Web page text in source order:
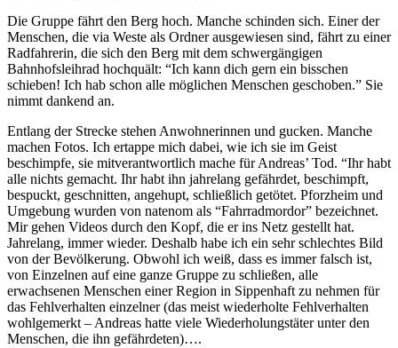
Die Gruppe fährt den Berg hoch. Manche schinden sich. Einer der
Menschen, die via Weste als Ordner ausgewiesen sind, fährt zu einer
Radfahrerin, die sich den Berg mit dem schwergängigen
Bahnhofsleihrad hochquält: “Ich kann dich gern ein bisschen
schieben! Ich hab schon alle möglichen Menschen geschoben.” Sie
nimmt dankend an.
Entlang der Strecke stehen Anwohnerinnen und gucken. Manche
machen Fotos. Ich ertappe mich dabei, wie ich sie im Geist
beschimpfe, sie mitverantwortlich mache für Andreas’ Tod. “Ihr habt
alle nichts gemacht. Ihr habt ihn jahrelang gefährdet, beschimpft,
bespuckt, geschnitten, angehupt, schließlich getötet. Pforzheim und
Umgebung wurden von natenom als “Fahrradmordor” bezeichnet.
Mir gehen Videos durch den Kopf, die er ins Netz gestellt hat.
Jahrelang, immer wieder. Deshalb habe ich ein sehr schlechtes Bild
von der Bevölkerung. Obwohl ich weiß, dass es immer falsch ist,
von Einzelnen auf eine ganze Gruppe zu schließen, alle
erwachsenen Menschen einer Region in Sippenhaft zu nehmen für
das Fehlverhalten einzelner (das meist wiederholte Fehlverhalten
wohlgemerkt – Andreas hatte viele Wiederholungstäter unter den
Menschen, die ihn gefährdeten)….